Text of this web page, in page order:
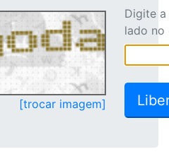
[trocar imagem]
Digite
lado no